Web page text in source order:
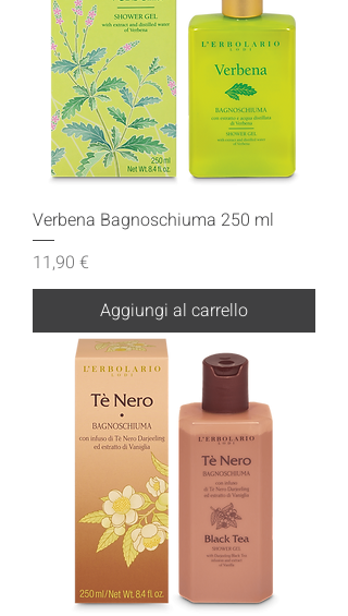
Verbena Bagnoschiuma 250 ml
Prezzo
11,90 €
Aggiungi al carrello